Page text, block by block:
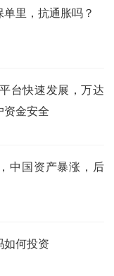
里，抗通胀吗？
台快速发展，万达
资金安全
中国资产暴涨，后
如何投资